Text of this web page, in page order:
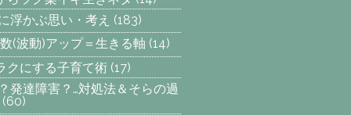
浮かぶ思い・考え (183)
(波動)アップ＝生きる軸 (14)
クにする子育て術 (17)
発達障害？…対処法＆そらの過